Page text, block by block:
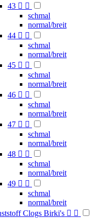
43  
schmal
normal/breit
44  
schmal
normal/breit
45  
schmal
normal/breit
46  
schmal
normal/breit
47  
schmal
normal/breit
48  
schmal
normal/breit
49  
schmal
normal/breit
Clogs Birki's  